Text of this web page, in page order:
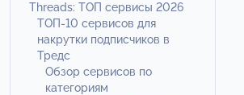
Threads: ТОП сервисы 2026
ТОП-10 сервисов для
накрутки подписчиков в
Тредс
Обзор сервисов по
категориям